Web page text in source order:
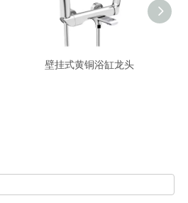
壁挂式黄铜浴缸龙头